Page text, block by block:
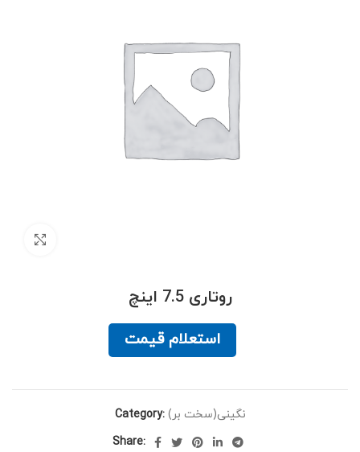
روتاری 7.5 اینچ
استعلام قیمت
Category: نگینی(سخت بر)
Share: